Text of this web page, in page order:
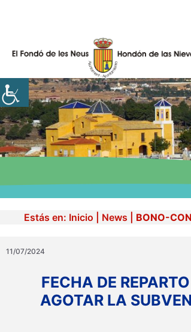
Estás en: Inicio News BONO-
11/07/2024
FECHA DE
AGOTAR LA